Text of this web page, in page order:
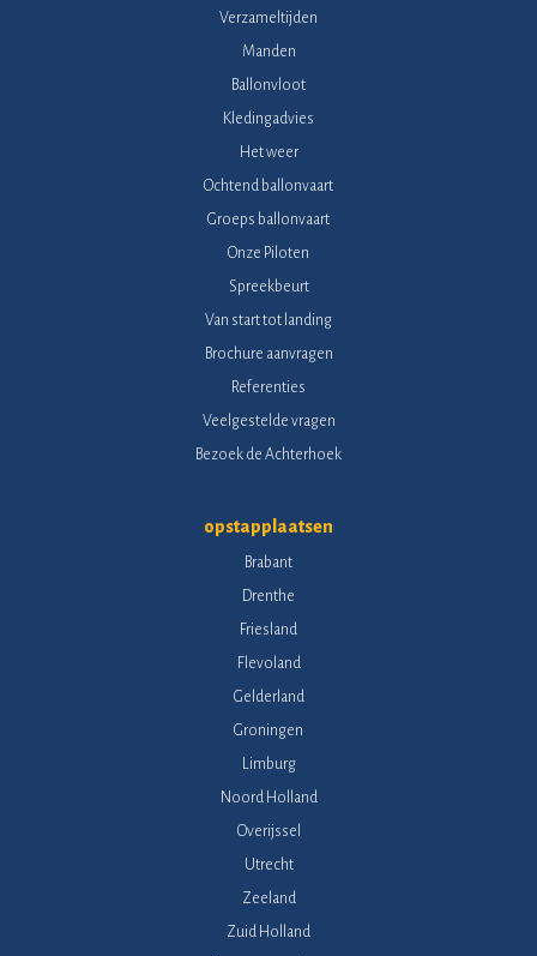
Verzameltijden
Manden
Ballonvloot
Kledingadvies
Het weer
Ochtend ballonvaart
Groeps ballonvaart
Onze Piloten
Spreekbeurt
Van start tot landing
Brochure aanvragen
Referenties
Veelgestelde vragen
Bezoek de Achterhoek
opstapplaatsen
Brabant
Drenthe
Friesland
Flevoland
Gelderland
Groningen
Limburg
Noord Holland
Overijssel
Utrecht
Zeeland
Zuid Holland